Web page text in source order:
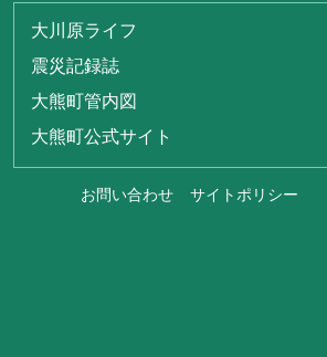
大川原ライフ
震災記録誌
大熊町管内図
大熊町公式サイト
お問い合わせ サイトポリシー